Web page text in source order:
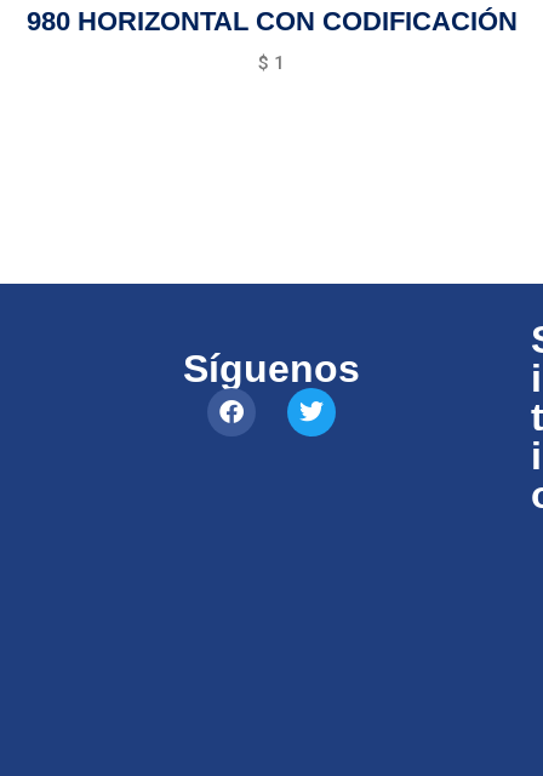
980 HORIZONTAL CON CODIFICACIÓN
$ 1
Síguenos
i
t
i